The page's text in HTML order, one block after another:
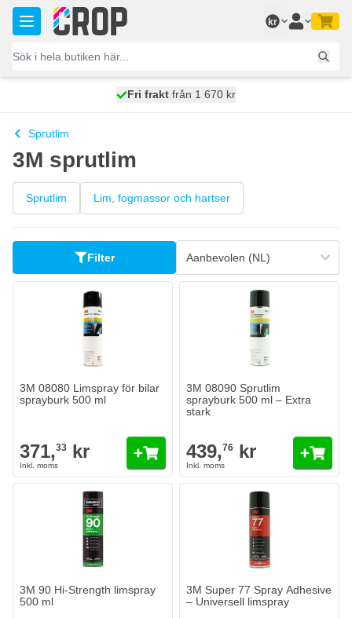
Hoppa till innehållet
kr
skickas idag
Fri frakt från 1 670 kr
100 dagars
Sprutlim
3M sprutlim
Sprutlim Lim, fogmassor och hartser
Filter
3M 08080 Limspray för bilar
sprayburk 500 ml
371,33 kr
3M 08090 Sprutlim
sprayburk 500 ml – Extra
stark
439,76 kr
3M 90 Hi-Strength limspray
500 ml
3M Super 77 Spray Adhesive
– Universell limspray